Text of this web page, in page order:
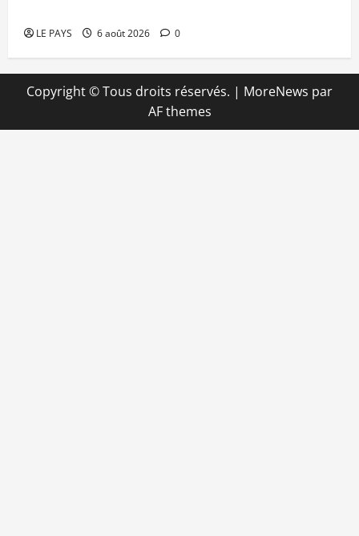
LE PAYS 6 août 2026 0
Copyright © Tous droits réservés. | MoreNews par
AF themes